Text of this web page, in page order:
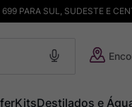
PARA SUL, SUDESTE E
KitsDestilados e